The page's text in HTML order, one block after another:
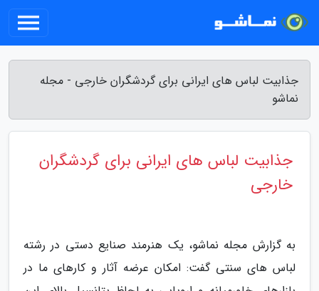
جذابیت لباس های ایرانی برای گردشگران خارجی - مجله
نماشو
جذابیت لباس های ایرانی برای گردشگران
خارجی
به گزارش مجله نماشو، یک هنرمند صنایع دستی در رشته
لباس های سنتی گفت: امکان عرضه آثار و کارهای ما در